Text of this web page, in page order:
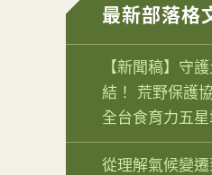
最新部落格
【新聞稿】守
結！ 荒野保護
全台食育力五
從理解氣候變